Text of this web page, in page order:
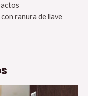
ranura de llave